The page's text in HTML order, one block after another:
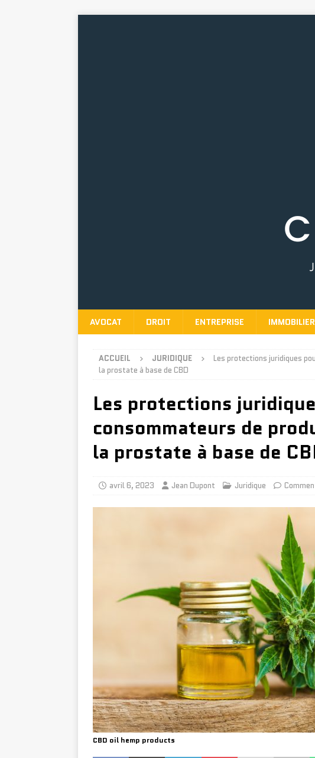
AVOCAT DROIT ENTREPRISE IMMOBILIER
ACCUEIL JURIDIQUE
Les protections juridiques
la prostate à base de CBD
Les protections
consommateurs de
la prostate à base de
avril 6, 2023 Jean Dupont Juridique
CBD oil hemp products